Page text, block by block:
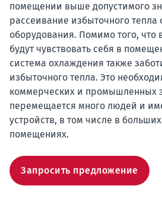
помещении выше допустимого
рассеивание избыточного тепла
оборудования. Помимо того, что
будут чувствовать себя в
система охлаждения также
избыточного тепла. Это
коммерческих и промышленных
перемещается много людей и
устройств, в том числе в
помещениях.
Запросить предложение